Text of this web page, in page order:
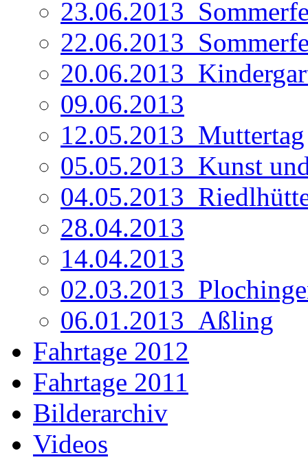
09.06.2013
12.05.2013_Muttertag
05.05.2013_Kunst
28.04.2013
14.04.2013
06.01.2013_Aßling
Fahrtage 2012
Fahrtage 2011
Bilderarchiv
Videos